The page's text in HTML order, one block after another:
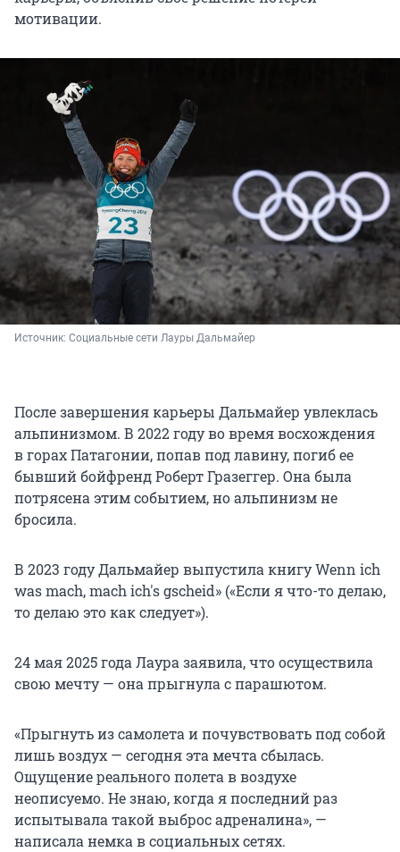
мотивации.
Источник: Социальные сети Лауры Дальмайер
После завершения карьеры Дальмайер увлеклась
альпинизмом. В 2022 году во время восхождения
в горах Патагонии, попав под лавину, погиб ее
бывший бойфренд Роберт Гразеггер. Она была
потрясена этим событием, но альпинизм не
бросила.
В 2023 году Дальмайер выпустила книгу Wenn ich
was mach, mach ich's gscheid» («Если я что-то делаю,
то делаю это как следует»).
24 мая 2025 года Лаура заявила, что осуществила
свою мечту — она прыгнула с парашютом.
«Прыгнуть из самолета и почувствовать под собой
лишь воздух — сегодня эта мечта сбылась.
Ощущение реального полета в воздухе
неописуемо. Не знаю, когда я последний раз
испытывала такой выброс адреналина», —
написала немка в социальных сетях.